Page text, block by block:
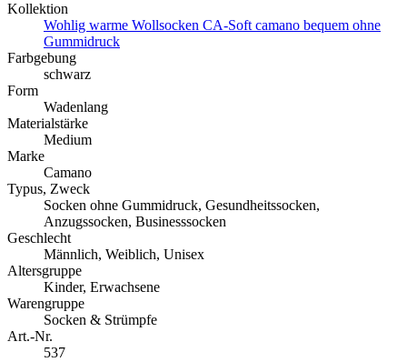
Kollektion
Wohlig warme Wollsocken CA-Soft camano bequem ohne
Gummidruck
Farbgebung
schwarz
Form
Wadenlang
Materialstärke
Medium
Marke
Camano
Typus, Zweck
Socken ohne Gummidruck, Gesundheitssocken,
Anzugssocken, Businesssocken
Geschlecht
Männlich, Weiblich, Unisex
Altersgruppe
Kinder, Erwachsene
Warengruppe
Socken & Strümpfe
Art.-Nr.
537